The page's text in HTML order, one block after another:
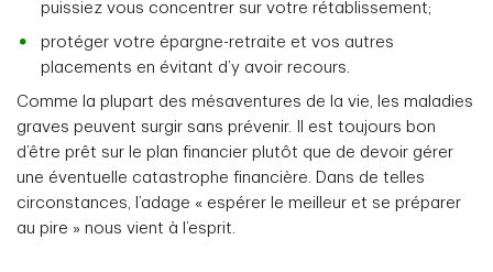
puissiez vous concentrer sur votre rétablissement;
protéger votre épargne-retraite et vos autres
placements en évitant d’y avoir recours.
Comme la plupart des mésaventures de la vie, les maladies
graves peuvent surgir sans prévenir. Il est toujours bon
d’être prêt sur le plan financier plutôt que de devoir gérer
une éventuelle catastrophe financière. Dans de telles
circonstances, l’adage « espérer le meilleur et se préparer
au pire » nous vient à l’esprit.